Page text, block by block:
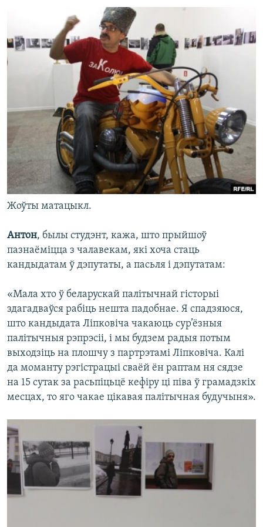
Жоўты матацыкл.
Антон, былы студэнт, кажа, што прыйшоў
пазнаёміцца з чалавекам, які хоча стаць
кандыдатам ў дэпутаты, а пасьля і дэпутатам:
«Мала хто ў беларускай палітычнай гісторыі
здагадваўся рабіць нешта падобнае. Я спадзяюся,
што кандыдата Ліпковіча чакаюць сур’ёзныя
палітычныя рэпрэсіі, і мы будзем радыя потым
выходзіць на плошчу з партрэтамі Ліпковіча. Калі
да моманту рэгістрацыі сваёй ён раптам ня сядзе
на 15 сутак за расьпіцьцё кефіру ці піва ў грамадзкіх
месцах, то яго чакае цікавая палітычная будучыня».